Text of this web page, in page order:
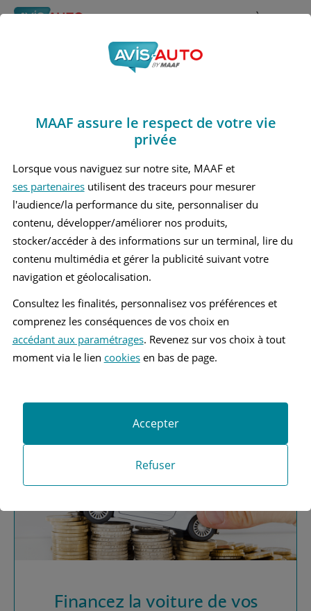
Rechercher À propos
Obtenir un devis d'assurance auto MAAF
Avis Chevrolet Blazer
CHEVROLET BLAZER 1 4 X 4
Vous recherchez une
Obtenez vos devis MAAF
Financez la voiture de vos
MAAF assure le respect de votre vie
privée
Lorsque vous naviguez sur notre site, MAAF et
ses partenairesutilisent des traceurs pour mesurer
l'audience/la performance du site, personnaliser du
contenu, développer/améliorer nos produits,
stocker/accéder à des informations sur un terminal, lire du
contenu multimédia et gérer la publicité suivant votre
navigation et géolocalisation.
Consultez les finalités, personnalisez vos préférences et
comprenez les conséquences de vos choix en
accédant aux paramétrages. Revenez sur vos choix à tout
moment via le lien cookiesen bas de page.
Refuser
Accepter